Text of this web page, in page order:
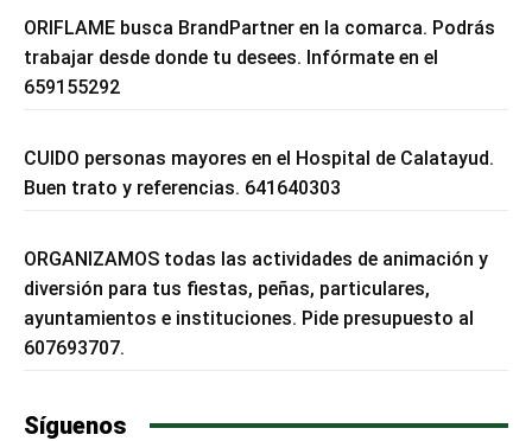
ORIFLAME busca BrandPartner en la comarca. Podrás
trabajar desde donde tu desees. Infórmate en el
659155292
CUIDO personas mayores en el Hospital de Calatayud.
Buen trato y referencias. 641640303
ORGANIZAMOS todas las actividades de animación y
diversión para tus fiestas, peñas, particulares,
ayuntamientos e instituciones. Pide presupuesto al
607693707.
Síguenos